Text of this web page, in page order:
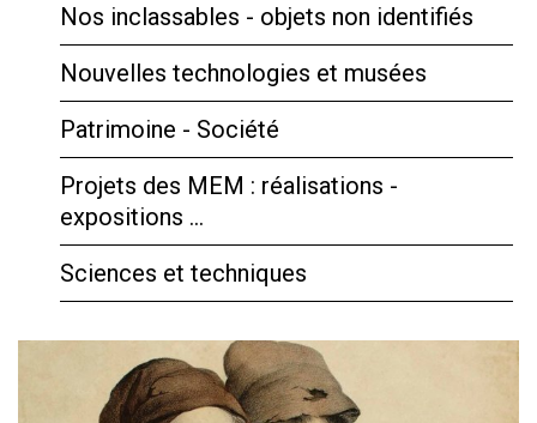
Nos inclassables - objets non identifiés
Nouvelles technologies et musées
Patrimoine - Société
Projets des MEM : réalisations -
expositions …
Sciences et techniques